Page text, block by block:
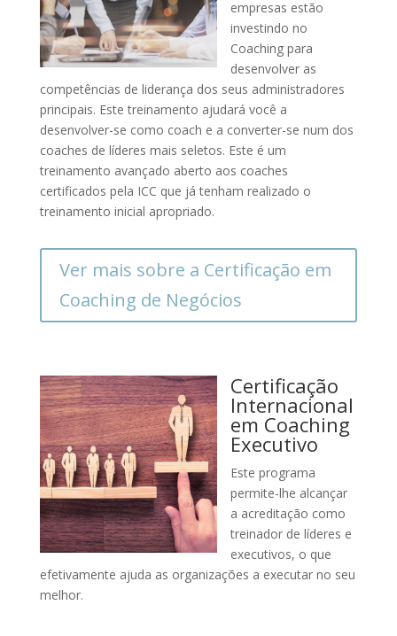
empresas estão
investindo no
Coaching para
desenvolver as
competências de liderança dos seus administradores
principais. Este treinamento ajudará você a
desenvolver-se como coach e a converter-se num dos
coaches de líderes mais seletos. Este é um
treinamento avançado aberto aos coaches
certificados pela ICC que já tenham realizado o
treinamento inicial apropriado.
Ver mais sobre a Certificação em
Coaching de Negócios
Certificação
Internacional
em Coaching
Executivo
Este programa
permite-lhe alcançar
a acreditação como
treinador de líderes e
executivos, o que
efetivamente ajuda as organizações a executar no seu
melhor.